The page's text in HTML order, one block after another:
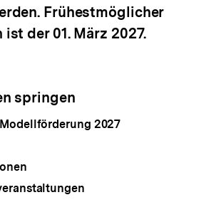
Frühestmöglicher
der 01. März 2027.
springen
2027